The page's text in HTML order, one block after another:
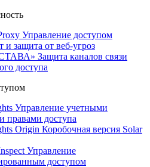
Управление доступом
и защита от веб-угроз
Защита каналов связи
доступа
Управление учетными
правами доступа
Origin Коробочная версия Solar
Управление
доступом